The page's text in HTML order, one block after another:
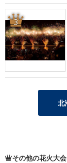
3
北
その他の花火大